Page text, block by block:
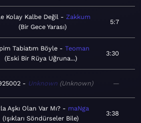
Kolay Kalbe Değil
Zakkum
Bir Gece Yarası
5:7
Tabiatım Böyle
Teoman
Eski Bir Rüya Uğruna...
3:30
Unknown Unknown —
Aşkı Olan Var Mı?
maNga
Işıkları Söndürseler Bile
3:38